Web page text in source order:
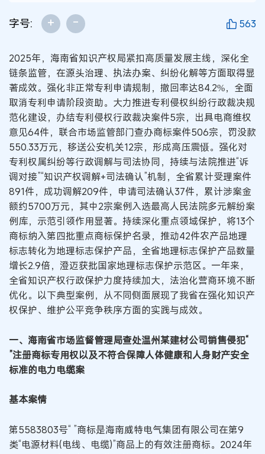
字号: + - 563
2025年，海南省知识产权局紧扣高质量发展主线，深化全
链条监管，在源头治理、执法办案、纠纷化解等方面取得显
著成效。强化非正常专利申请规制，撤回率达84.2%，全面
取消专利申请阶段资助。大力推进专利侵权纠纷行政裁决规
范化建设，办结专利侵权行政裁决案件5宗，出具电商维权
意见64件，联合市场监管部门查办商标案件506宗，罚没款
550.33万元，移送公安机关12宗，形成高压震慑。强化对
专利权属纠纷等行政调解与司法协同，持续与法院推进“诉
调对接”“知识产权调解+司法确认”机制，全省累计受理案件
891件，成功调解209件，申请司法确认37件，累计涉案金
额约5700万元，其中2宗案例入选最高人民法院多元解纷案
例库，示范引领作用显著。持续深化重点领域保护，将13个
商标纳入第四批重点商标保护名录，推动42件农产品地理
标志转化为地理标志保护产品，全省地理标志保护产品数量
增长2.9倍，澄迈获批国家地理标志保护示范区。一年来，
全省知识产权行政保护力度持续加大，法治化营商环境不断
优化。以下典型案例，从不同侧面展现了我省在强化知识产
权保护、维护公平竞争秩序方面的实践与成效。
一、海南省市场监督管理局查处温州某建材公司销售侵犯“
”注册商标专用权以及不符合保障人体健康和人身财产安全
标准的电力电缆案
基本案情
第5583803号“ ”商标是海南威特电气集团有限公司在第9
类“电源材料(电线、电缆)”商品上的有效注册商标。2024年